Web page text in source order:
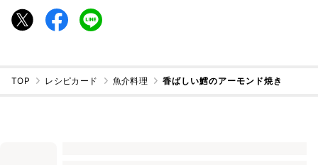
TOP レシピカード 魚介料理 香ばしい鱈のアーモンド焼き